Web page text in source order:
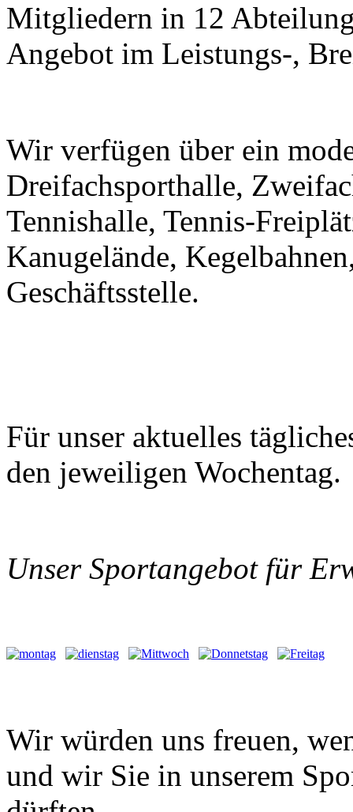
Mitgliedern in 12
Angebot im Leistungs-,
Wir verfügen über ein
Dreifachsporthalle,
Tennishalle, Tennis-
Kanugelände,
Geschäftsstelle.
Für unser aktuelles
den jeweiligen Wochentag.
Unser Sportangebot für
Wir würden uns freuen,
und wir Sie in unserem